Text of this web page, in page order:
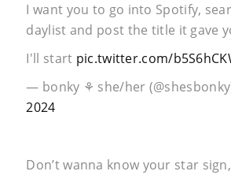
I want you to go into Spotify,
daylist and post the title it gave
I'll start pic.twitter.com/
— bonky ⚘ she/her
2024
Don’t wanna know your star